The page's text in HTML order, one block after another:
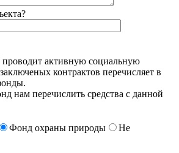
активную социальную
контрактов перечисляет в
нам перечислить средства с данной
Фонд охраны природы
Не